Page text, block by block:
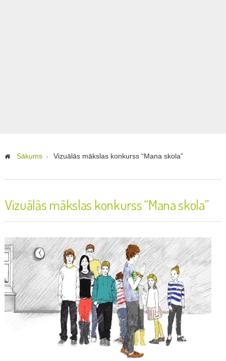
Sākums Vizuālās mākslas konkurss “Mana skola”
Vizuālās mākslas konkurss “Mana skola”